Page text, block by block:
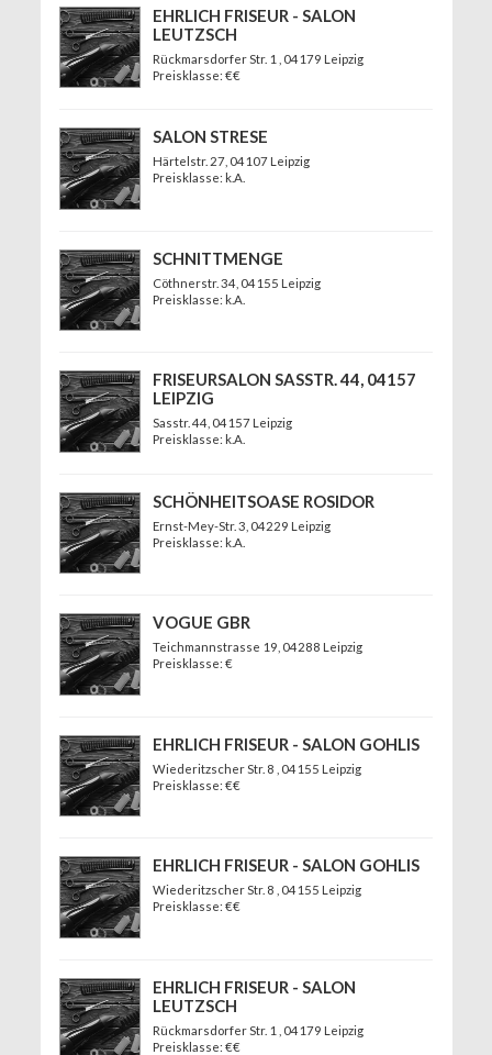
EHRLICH FRISEUR - SALON
LEUTZSCH
Rückmarsdorfer Str. 1
, 04179 Leipzig
Preisklasse: €€
SALON STRESE
Härtelstr. 27, 04107 Leipzig
Preisklasse: k.A.
SCHNITTMENGE
Cöthnerstr. 34, 04155 Leipzig
Preisklasse: k.A.
FRISEURSALON SASSTR. 44, 04157
LEIPZIG
Sasstr. 44, 04157 Leipzig
Preisklasse: k.A.
SCHÖNHEITSOASE ROSIDOR
Ernst-Mey-Str. 3 , 04229 Leipzig
Preisklasse: k.A.
VOGUE GBR
Teichmannstrasse 19 , 04288 Leipzig
Preisklasse: €
EHRLICH FRISEUR - SALON GOHLIS
Wiederitzscher Str. 8
, 04155 Leipzig
Preisklasse: €€
EHRLICH FRISEUR - SALON GOHLIS
Wiederitzscher Str. 8
, 04155 Leipzig
Preisklasse: €€
EHRLICH FRISEUR - SALON
LEUTZSCH
Rückmarsdorfer Str. 1
, 04179 Leipzig
Preisklasse: €€